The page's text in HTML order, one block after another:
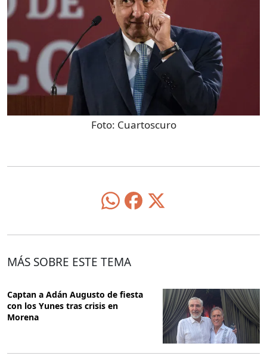
Foto: Cuartoscuro
MÁS SOBRE ESTE TEMA
Captan a Adán Augusto de fiesta
con los Yunes tras crisis en
Morena